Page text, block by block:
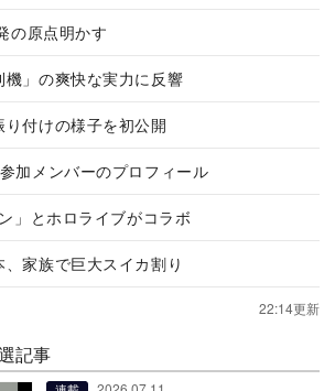
の原点明かす
機」の爽快な実力に反響
り付けの様子を初公開
加メンバーのプロフィール
」とホロライブがコラボ
家族で巨大スイカ割り
22:14更新
記事